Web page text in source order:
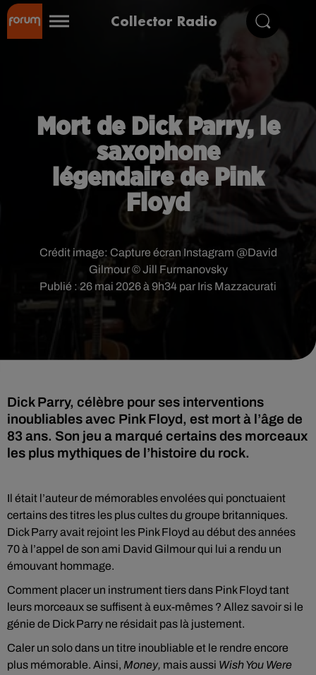
Collector Radio
Mort de Dick Parry, le
saxophone
légendaire de Pink
Floyd
Publié : 26 mai 2026 à 9h34 par Iris Mazzacurati
Crédit image: Capture écran Instagram @David
Gilmour © Jill Furmanovsky
Dick Parry, célèbre pour ses interventions
inoubliables avec Pink Floyd, est mort à l’âge de
83 ans. Son jeu a marqué certains des morceaux
les plus mythiques de l’histoire du rock.
Il était l’auteur de mémorables envolées qui ponctuaient
certains des titres les plus cultes du groupe britanniques.
Dick Parry avait rejoint les Pink Floyd au début des années
70 à l’appel de son ami David Gilmour qui lui a rendu un
émouvant hommage.
Comment placer un instrument tiers dans Pink Floyd tant
leurs morceaux se suffisent à eux-mêmes ? Allez savoir si le
génie de Dick Parry ne résidait pas là justement.
Caler un solo dans un titre inoubliable et le rendre encore
plus mémorable. Ainsi, Money, mais aussi Wish You Were